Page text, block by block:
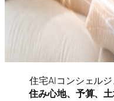
住宅AIコンシェルジ
住み心地、予算、